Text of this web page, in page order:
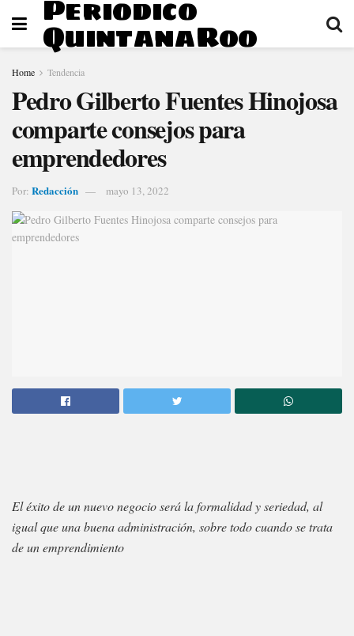
Periodico
QuintanaRoo
Home Tendencia
Pedro Gilberto Fuentes Hinojosa
comparte consejos para
emprendedores
Por: Redacción mayo 13, 2022
El éxito de un nuevo negocio será la formalidad y seriedad, al
igual que una buena administración, sobre todo cuando se trata
de un emprendimiento